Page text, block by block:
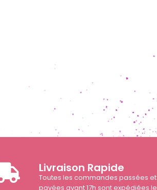
Livraison Rapide
Toutes les commandes passées et
payées avant 17h sont expédiées le